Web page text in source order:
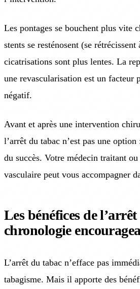
Les pontages se bouchent plus vite
stents se resténosent (se
cicatrisations sont plus lentes. La
une revascularisation est un facteur
négatif.
Avant et après une intervention
l’arrêt du tabac n’est pas une
du succès. Votre médecin traitant
vasculaire peut vous accompagner
Les bénéfices de
chronologie
L’arrêt du tabac n’efface pas
tabagisme. Mais il apporte des